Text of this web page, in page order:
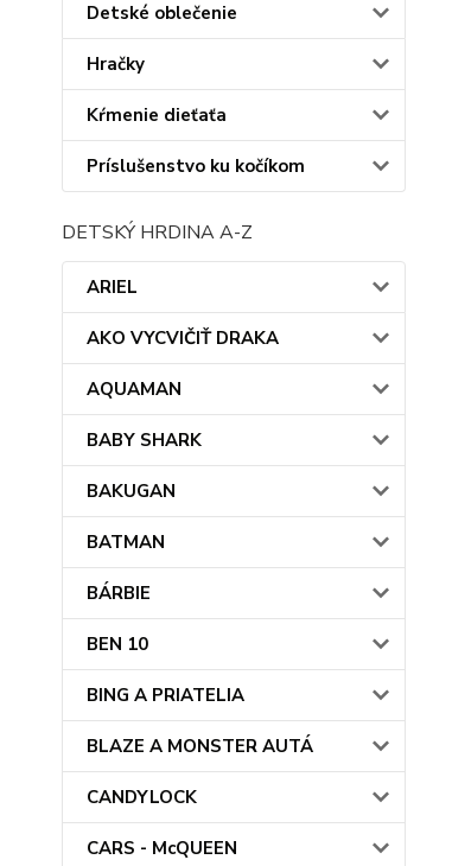
Detské oblečenie
Hračky
Kŕmenie dieťaťa
Príslušenstvo ku kočíkom
DETSKÝ HRDINA A-Z
ARIEL
AKO VYCVIČIŤ DRAKA
AQUAMAN
BABY SHARK
BAKUGAN
BATMAN
BÁRBIE
BEN 10
BING A PRIATELIA
BLAZE A MONSTER AUTÁ
CANDYLOCK
CARS - McQUEEN